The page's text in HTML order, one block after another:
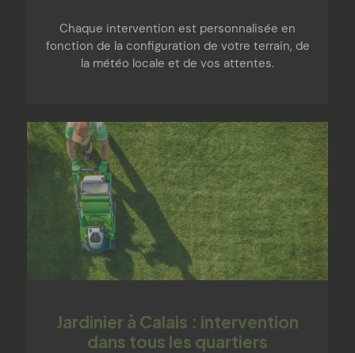
Chaque intervention est personnalisée en
fonction de la configuration de votre terrain, de
la météo locale et de vos attentes.
Jardinier à Calais : intervention
dans tous les quartiers